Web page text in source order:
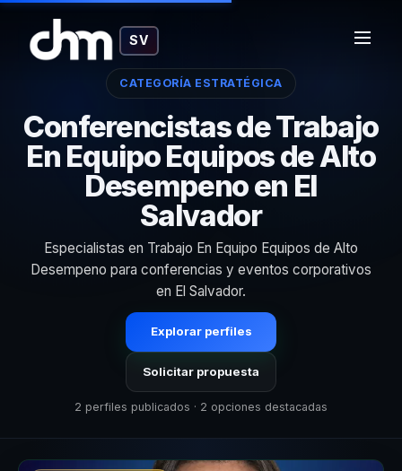
SV
CATEGORÍA ESTRATÉGICA
Conferencistas de Trabajo
En Equipo Equipos de Alto
Desempeno en El
Salvador
Especialistas en Trabajo En Equipo Equipos de Alto
Desempeno para conferencias y eventos corporativos
en El Salvador.
Explorar perfiles
Solicitar propuesta
2 perfiles publicados · 2 opciones destacadas